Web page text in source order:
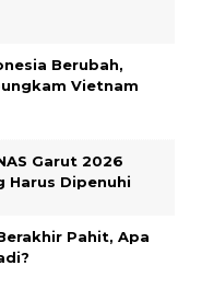
Berubah,
Vietnam
Garut 2026
Harus Dipenuhi
Pahit, Apa